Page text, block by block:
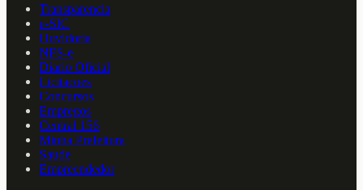
Transparencia
e-SIC
Ouvidoria
NFS-e
Diario Oficial
Licitacoes
Concursos
Empregos
Central 156
Minha Prefeitura
Saude
Empreendedor